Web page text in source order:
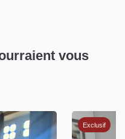
vous
Exclusif